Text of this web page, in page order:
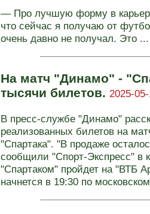
— Про лучшую форму в
что сейчас я получаю от
очень давно не получал. Это ...
На матч "Динамо" -
тысячи билетов. 2025-
В пресс-службе "Динамо"
реализованных билетов на
"Спартака". "В продаже
сообщили "Спорт-Экспресс" в
"Спартаком" пройдет на "ВТБ
начнется в 19:30 по